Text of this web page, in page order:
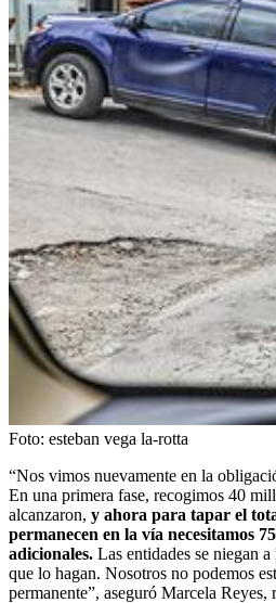
Foto: esteban vega la-rotta
“Nos vimos nuevamente en la
En una primera fase, recogimos 40
alcanzaron, y ahora para tapar el
permanecen en la vía necesitamos
adicionales. Las entidades se niegan
que lo hagan. Nosotros no podemos
permanente”, aseguró Marcela Reyes,